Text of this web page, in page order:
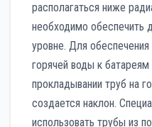
располагаться ниже
необходимо обеспечить
уровне. Для обеспечения
горячей воды к
прокладывании труб на
создается наклон.
использовать трубы из